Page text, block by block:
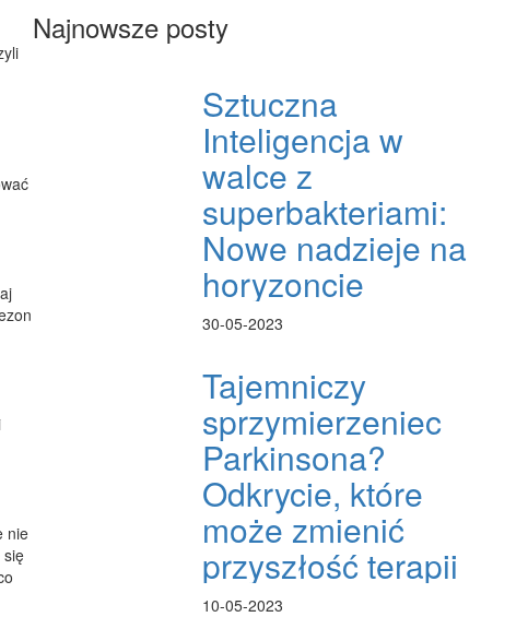
nie
się
Najnowsze posty
Sztuczna
Inteligencja w
walce z
superbakteriami:
Nowe nadzieje na
horyzoncie
30-05-2023
Tajemniczy
sprzymierzeniec
Parkinsona?
Odkrycie, które
może zmienić
przyszłość terapii
10-05-2023